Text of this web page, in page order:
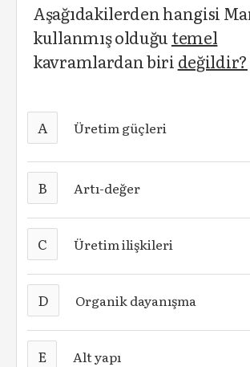
Aşağıdakilerden hangisi
kullanmış olduğu temel
kavramlardan biri değildir?
A Üretim güçleri
B Artı-değer
C Üretim ilişkileri
D Organik dayanışma
E Alt yapı